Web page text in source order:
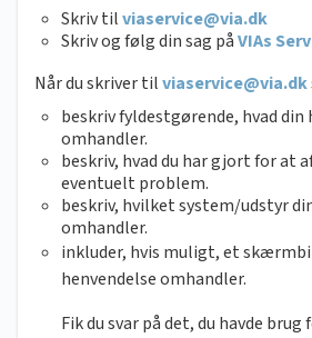
Skriv tilviaservice@via.dk
Skriv og følg din sag påVIAs
Når du skriver tilviaservice@via.dk
beskriv fyldestgørende, hvad din
omhandler.
beskriv, hvad du har gjort for at
eventuelt problem.
beskriv, hvilket system/udstyr
omhandler.
inkluder, hvis muligt, et
henvendelse omhandler.
Fik du svar på det, du havde brug